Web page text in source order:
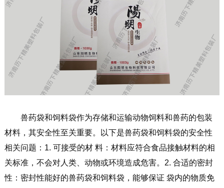
兽药袋和饲料袋作为存储和运输动物饲料和兽药的包装
材料，其安全性至关重要。以下是兽药袋和饲料袋的安全性
相关问题：1. 可接受的材 料：材料应符合食品接触材料的相
关标准，不会对人类、动物或环境造成危害。2. 合适的密封
性：密封性能好的兽药袋和饲料袋，能够保证 袋内的物质免